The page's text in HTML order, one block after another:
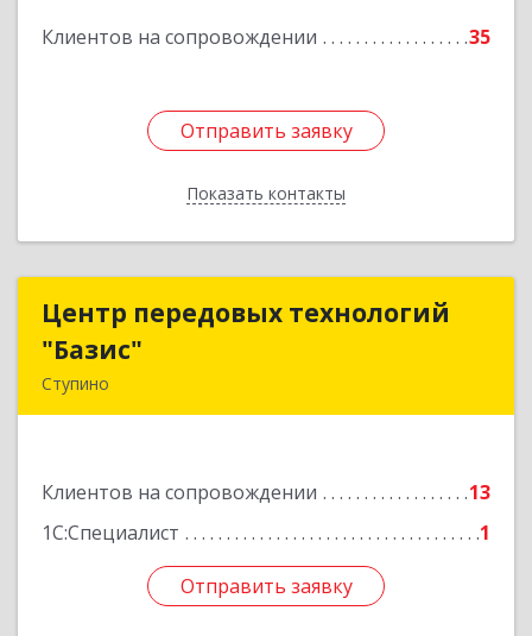
Клиентов на сопровождении 35
Отправить заявку
Показать контакты
Отправить заявку
Назад
Центр передовых технологий
"Базис"
Ступино
Клиентов на сопровождении
13
1С:Специалист
1
Отправить заявку
Центр передовых технологий
Подробнее
Отправить заявку